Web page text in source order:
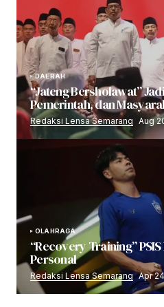
DAERAH
“Jateng Bersholawat”
Pemerintah, dan
Redaksi Lensa Semarang Aug
OLAHRAGA
“Recovery Training”
Personal
Redaksi Lensa Semarang Apr